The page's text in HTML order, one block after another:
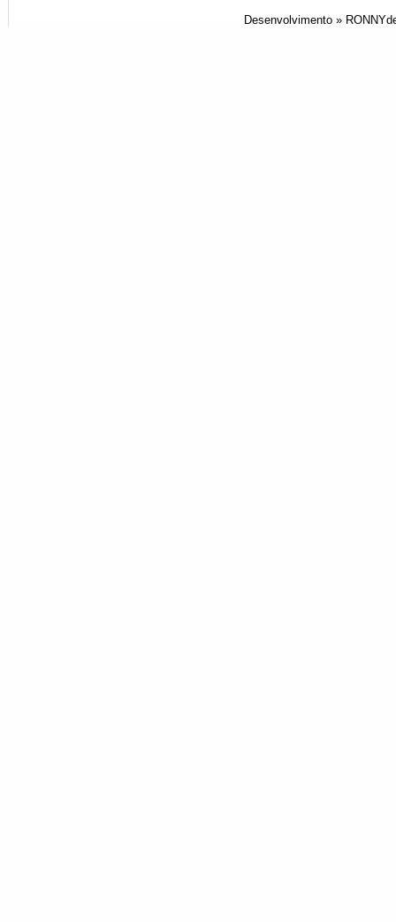
Desenvolvimento »